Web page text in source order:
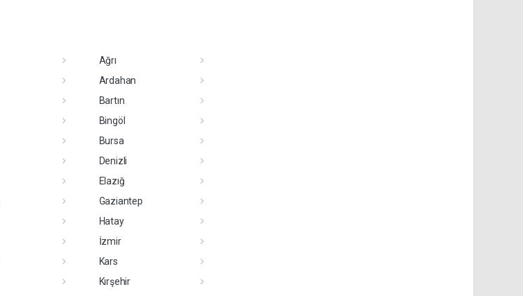
Ağrı
Ardahan
Bartın
Bingöl
Bursa
Denizli
Elazığ
Gaziantep
Hatay
İzmir
Kars
Kırşehir